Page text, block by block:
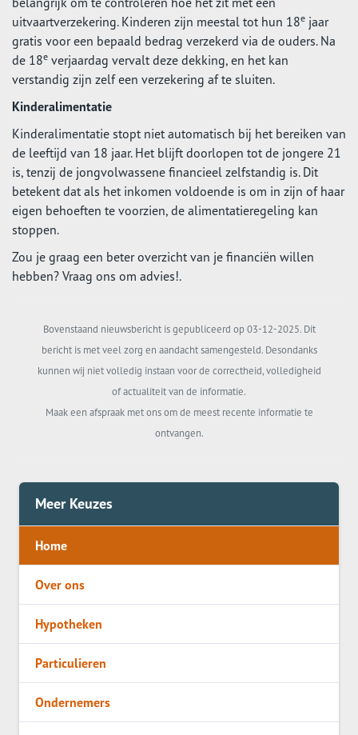
uitvaartverzekering. Kinderen zijn meestal tot hun 18e jaar
gratis voor een bepaald bedrag verzekerd via de ouders. Na
de 18e verjaardag vervalt deze dekking, en het kan
verstandig zijn zelf een verzekering af te sluiten.
Kinderalimentatie
Kinderalimentatie stopt niet automatisch bij het bereiken van
de leeftijd van 18 jaar. Het blijft doorlopen tot de jongere 21
is, tenzij de jongvolwassene financieel zelfstandig is. Dit
betekent dat als het inkomen voldoende is om in zijn of haar
eigen behoeften te voorzien, de alimentatieregeling kan
stoppen.
Zou je graag een beter overzicht van je financiën willen
hebben? Vraag ons om advies!.
Bovenstaand nieuwsbericht is gepubliceerd op 03-12-2025. Dit
bericht is met veel zorg en aandacht samengesteld. Desondanks
kunnen wij niet volledig instaan voor de correctheid, volledigheid
of actualiteit van de informatie.
Maak een afspraak met ons om de meest recente informatie te
ontvangen.
Meer Keuzes
Home
Over ons
Hypotheken
Particulieren
Ondernemers